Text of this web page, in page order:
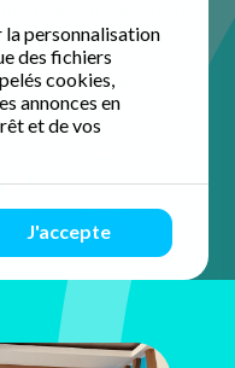
personnalisation
des fichiers
cookies,
annonces en
et de vos
J'accepte
impeccable.
61 avisGoogle
aller Appeler